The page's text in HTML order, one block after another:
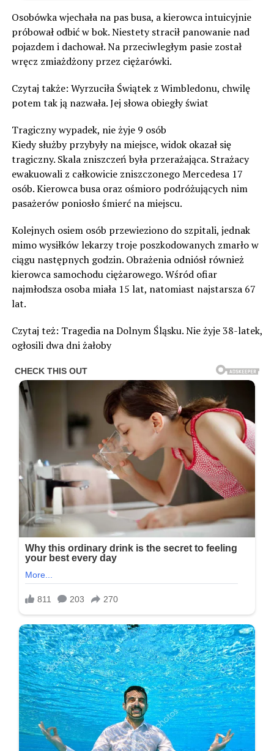
Osobówka wjechała na pas busa, a kierowca intuicyjnie
próbował odbić w bok. Niestety stracił panowanie nad
pojazdem i dachował. Na przeciwległym pasie został
wręcz zmiażdżony przez ciężarówki.
Czytaj także: Wyrzuciła Świątek z Wimbledonu, chwilę
potem tak ją nazwała. Jej słowa obiegły świat
Tragiczny wypadek, nie żyje 9 osób
Kiedy służby przybyły na miejsce, widok okazał się
tragiczny. Skala zniszczeń była przerażająca. Strażacy
ewakuowali z całkowicie zniszczonego Mercedesa 17
osób. Kierowca busa oraz ośmioro podróżujących nim
pasażerów poniosło śmierć na miejscu.
Kolejnych osiem osób przewieziono do szpitali, jednak
mimo wysiłków lekarzy troje poszkodowanych zmarło w
ciągu następnych godzin. Obrażenia odniósł również
kierowca samochodu ciężarowego. Wśród ofiar
najmłodsza osoba miała 15 lat, natomiast najstarsza 67
lat.
Czytaj też: Tragedia na Dolnym Śląsku. Nie żyje 38-latek,
ogłosili dwa dni żałoby